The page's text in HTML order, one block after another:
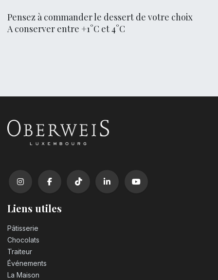
Pensez à commander le dessert de votre choix
A conserver entre +1°C et 4°C
Liens utiles
Pâtisserie
Chocolats
Traiteur
Événements
La Maison